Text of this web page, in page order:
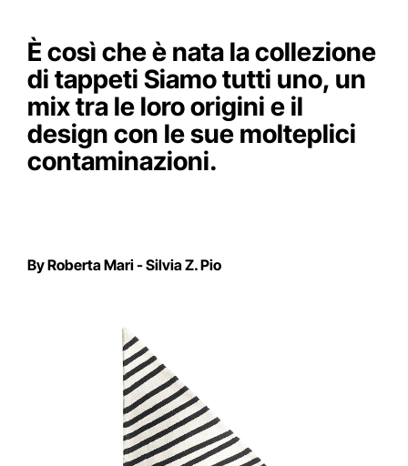
È così che è nata la collezione
di tappeti Siamo tutti uno, un
mix tra le loro origini e il
design con le sue molteplici
contaminazioni.
By Roberta Mari - Silvia Z. Pio